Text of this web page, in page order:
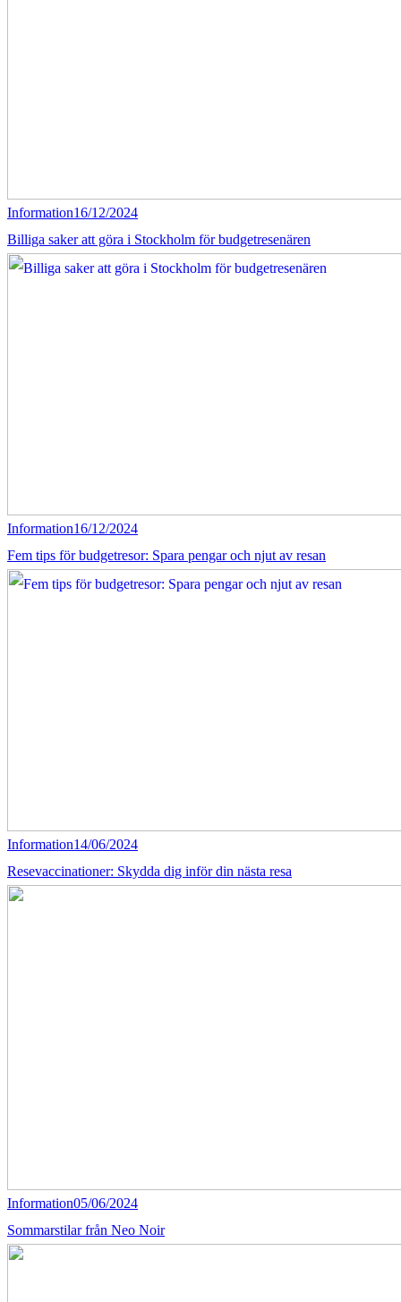
Information16/12/2024
Billiga saker att göra i Stockholm för budgetresenären
Information16/12/2024
Fem tips för budgetresor: Spara pengar och njut av resan
Information14/06/2024
Resevaccinationer: Skydda dig inför din nästa resa
Information05/06/2024
Sommarstilar från Neo Noir